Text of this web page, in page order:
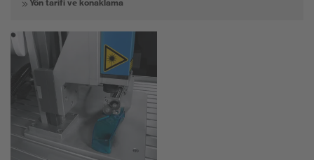
Yön tarifi ve konaklama